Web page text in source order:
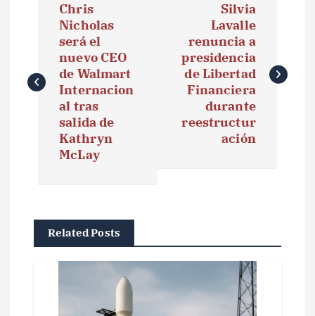
e
ó
n
Chris
Nicholas
será el
nuevo CEO
de Walmart
Internacion
al tras
salida de
Kathryn
McLay
Silvia
Lavalle
renuncia a
presidencia
de Libertad
Financiera
durante
reestructur
ación
Related Posts